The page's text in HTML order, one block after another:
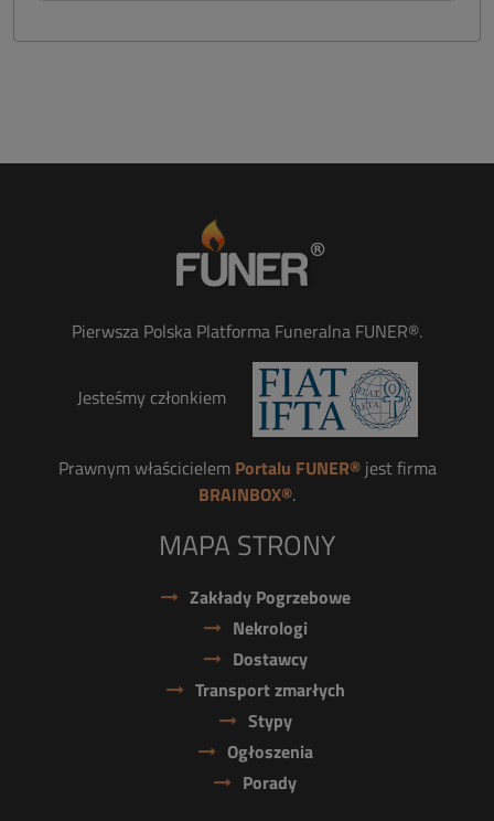
Pierwsza Polska Platforma Funeralna FUNER®.
Jesteśmy członkiem
Prawnym właścicielem Portalu FUNER®jest firma
BRAINBOX®.
MAPA STRONY
Zakłady Pogrzebowe
Nekrologi
Dostawcy
Transport zmarłych
Stypy
Ogłoszenia
Porady